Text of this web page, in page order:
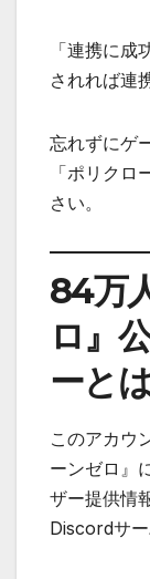
「連携に
されれば連
忘れずにゲ
「ポリク
さい。
84万
ロ』
ーと
このアカウ
ーンゼロ』
ザー提供情
Discordサー